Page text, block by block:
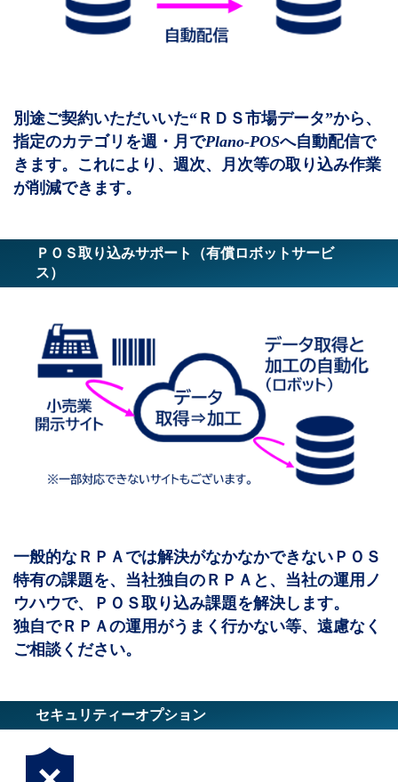
別途ご契約いただいいた“ＲＤＳ市場データ”から、
指定のカテゴリを週・月でPlano-POSへ自動配信で
きます。これにより、週次、月次等の取り込み作業
が削減できます。
ＰＯＳ取り込みサポート（有償ロボットサービ
ス）
一般的なＲＰＡでは解決がなかなかできないＰＯＳ
特有の課題を、当社独自のＲＰＡと、当社の運用ノ
ウハウで、ＰＯＳ取り込み課題を解決します。
独自でＲＰＡの運用がうまく行かない等、遠慮なく
ご相談ください。
セキュリティーオプション